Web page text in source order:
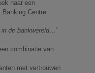
naar een
Centre.
in de bankwereld…”
combinatie van
met vertrouwen